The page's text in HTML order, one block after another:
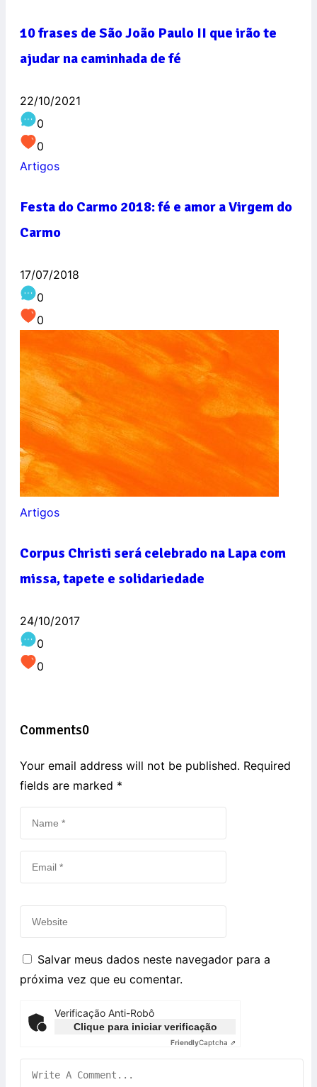
10 frases de São João Paulo II que irão te
ajudar na caminhada de fé
22/10/2021
0
0
Artigos
Festa do Carmo 2018: fé e amor a Virgem do
Carmo
17/07/2018
0
0
Artigos
Corpus Christi será celebrado na Lapa com
missa, tapete e solidariedade
24/10/2017
0
0
Comments0
Your email address will not be published. Required
fields are marked *
Salvar meus dados neste navegador para a
próxima vez que eu comentar.
Verificação Anti-Robô
Clique para iniciar verificação
FriendlyCaptcha ⇗